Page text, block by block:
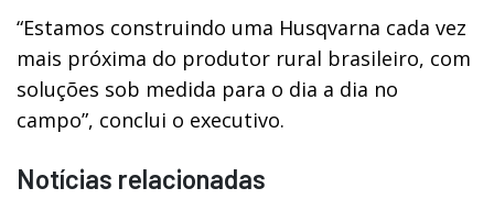
“Estamos construindo uma Husqvarna cada vez
mais próxima do produtor rural brasileiro, com
soluções sob medida para o dia a dia no
campo”, conclui o executivo.
Notícias relacionadas